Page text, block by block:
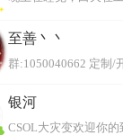
至善丶丶
银河